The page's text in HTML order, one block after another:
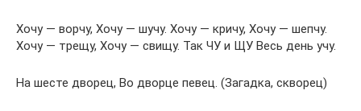
Хочу — ворчу, Хочу — шучу. Хочу — кричу, Хочу — шепчу.
Хочу — трещу, Хочу — свищу. Так ЧУ и ЩУ Весь день учу.
На шесте дворец, Во дворце певец. (Загадка, скворец)